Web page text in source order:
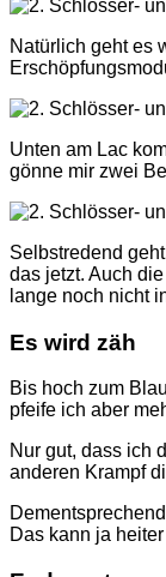
Natürlich geht es
Unten am Lac
gönne mir zwei
Selbstredend
das jetzt. Auch
lange noch nicht
Es wird zäh
Bis hoch zum
pfeife ich aber
Nur gut, dass ich
anderen Krampf
Das kann ja